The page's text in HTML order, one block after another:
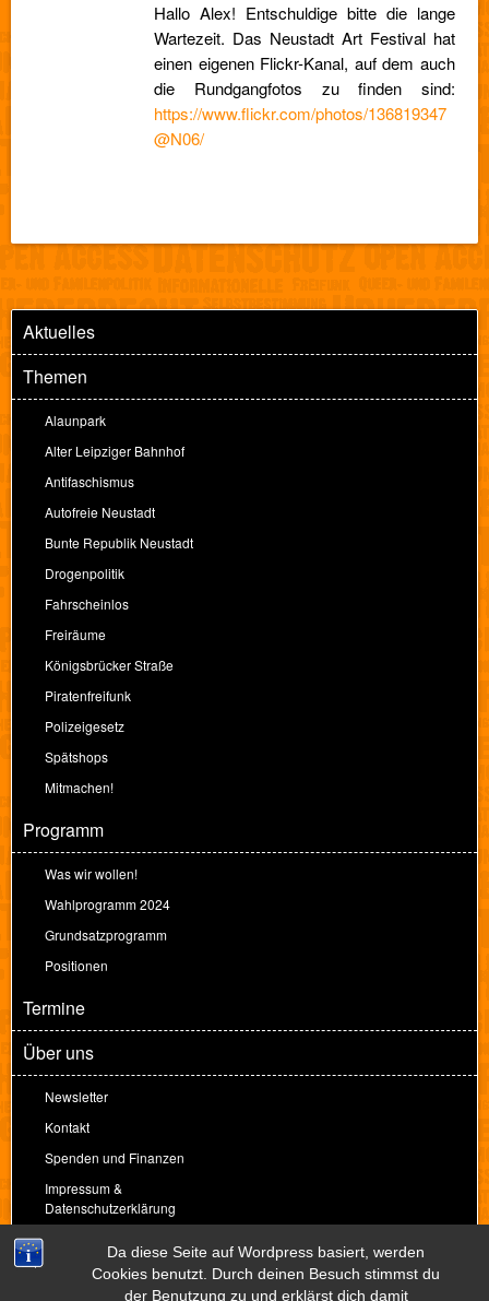
Da diese Seite auf Wordpress basiert, werden
Cookies benutzt. Durch deinen Besuch stimmst du
der Benutzung zu und erklärst dich damit
Hallo Alex! Entschuldige bitte die lange
Wartezeit. Das Neustadt Art Festival hat
einen eigenen Flickr-Kanal, auf dem auch
die Rundgangfotos zu finden sind:
https://www.flickr.com/photos/136819347
@N06/
Aktuelles
Themen
Alaunpark
Alter Leipziger Bahnhof
Antifaschismus
Autofreie Neustadt
Bunte Republik Neustadt
Drogenpolitik
Fahrscheinlos
Freiräume
Königsbrücker Straße
Piratenfreifunk
Polizeigesetz
Spätshops
Mitmachen!
Programm
Was wir wollen!
Wahlprogramm 2024
Grundsatzprogramm
Positionen
Termine
Über uns
Newsletter
Kontakt
Spenden und Finanzen
Impressum &
Datenschutzerklärung
Spenden